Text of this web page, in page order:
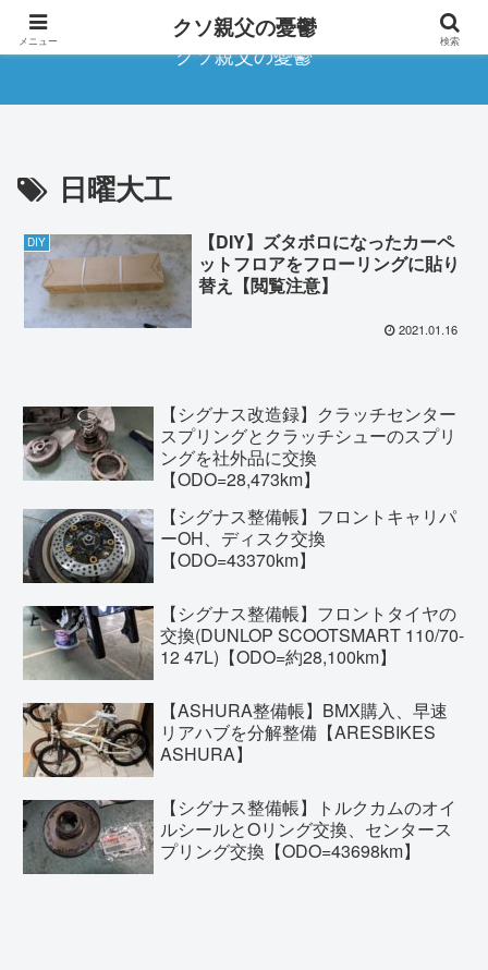
クソ親父の憂鬱
日曜大工
DIY
【DIY】ズタボロになったカーペ
ットフロアをフローリングに貼り
替え【閲覧注意】
2021.01.16
【シグナス改造録】クラッチセンター
スプリングとクラッチシューのスプリ
ングを社外品に交換
【ODO=28,473km】
【シグナス整備帳】フロントキャリパ
ーOH、ディスク交換
【ODO=43370km】
【シグナス整備帳】フロントタイヤの
交換(DUNLOP SCOOTSMART 110/70-
12 47L)【ODO=約28,100km】
【ASHURA整備帳】BMX購入、早速
リアハブを分解整備【ARESBIKES
ASHURA】
【シグナス整備帳】トルクカムのオイ
ルシールとOリング交換、センタース
プリング交換【ODO=43698km】
メニュー クソ親父の憂鬱 検索